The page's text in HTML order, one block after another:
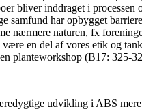
bliver inddraget i
har opbygget
nærmere naturen, fx
en del af vores etik og
planteworkshop (B17: 325-
udvikling i ABS